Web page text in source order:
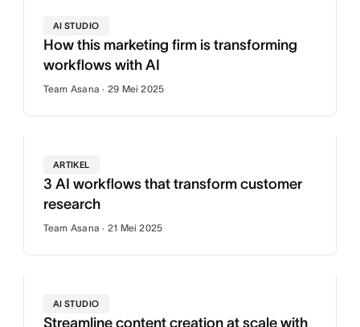
AI STUDIO
How this marketing firm is transforming
workflows with AI
Team Asana · 29 Mei 2025
ARTIKEL
3 AI workflows that transform customer
research
Team Asana · 21 Mei 2025
AI STUDIO
Streamline content creation at scale with